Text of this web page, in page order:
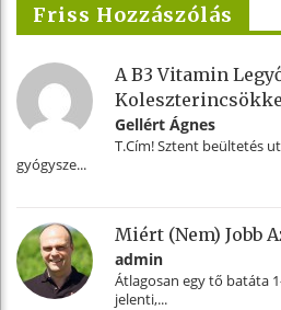
Friss Hozzászólás
A B3 Vitamin
Gellért Ágnes
T.Cím! Sztent beültetés
gyógysze...
Miért (nem) Jobb
admin
Átlagosan egy tő batáta
jelenti,...